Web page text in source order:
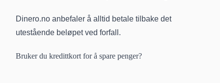
Dinero.no anbefaler å alltid betale tilbake det
utestående beløpet ved forfall.
Bruker du kredittkort for å spare penger?